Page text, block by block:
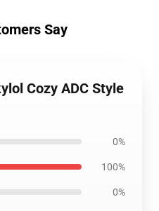
Say
Cozy ADC Style
0%
100%
0%